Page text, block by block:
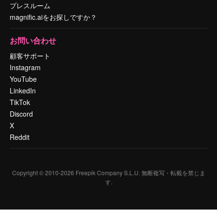
プレスルーム
magnific.aiをお探しですか？
お問い合わせ
顧客サポート
Instagram
YouTube
LinkedIn
TikTok
Discord
X
Reddit
Copyright © 2010-2026 Freepik Company S.L.U. 無断複写・転載を禁じま
す.